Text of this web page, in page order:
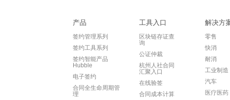
产品
签约管理系列
签约工具系列
签约智能产品
Hubble
电子签约
合同全生命周期管
理
工具入口
区块链存证查
询
公证仲裁
杭州人社合同
汇聚入口
在线验签
合同成本计算
解决方
零售
快消
耐消
工业制造
汽车
医疗医药